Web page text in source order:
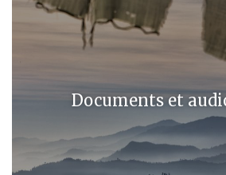
Documents et